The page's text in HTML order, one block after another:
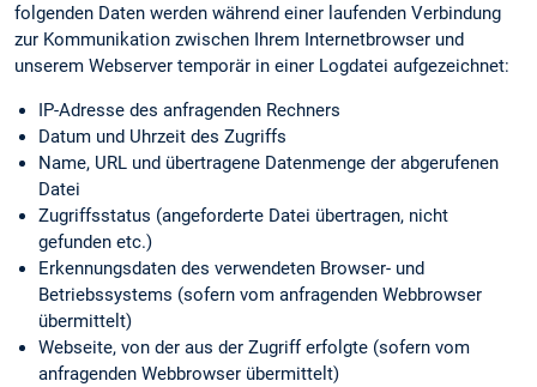
folgenden Daten werden während einer laufenden Verbindung
zur Kommunikation zwischen Ihrem Internetbrowser und
unserem Webserver temporär in einer Logdatei aufgezeichnet:
IP-Adresse des anfragenden Rechners
Datum und Uhrzeit des Zugriffs
Name, URL und übertragene Datenmenge der abgerufenen
Datei
Zugriffsstatus (angeforderte Datei übertragen, nicht
gefunden etc.)
Erkennungs­daten des verwendeten Browser- und
Betriebssystems (sofern vom anfragenden Webbrowser
übermittelt)
Webseite, von der aus der Zugriff erfolgte (sofern vom
anfragenden Webbrowser übermittelt)